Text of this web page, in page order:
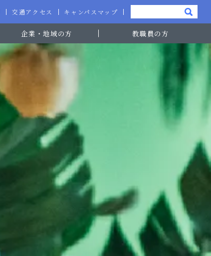
交通アクセス キャンパスマップ
企業・地域の方 教職員の方